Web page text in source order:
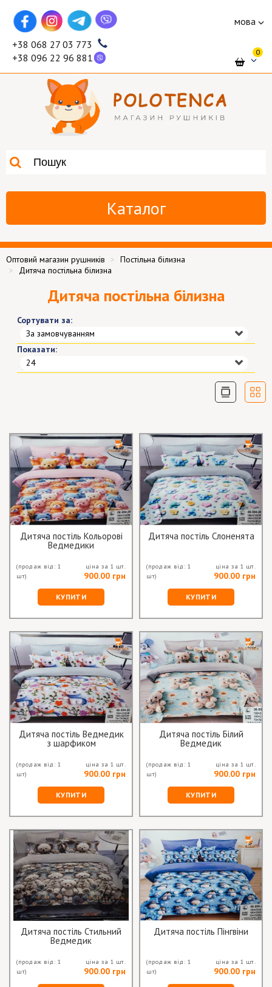
мова
+38 068 27 03 773
+38 096 22 96 881
0
Каталог
Оптовий магазин рушників
Постільна білизна
Дитяча постільна білизна
Дитяча постільна білизна
Сортувати за:
За замовчуванням
Показати:
24
Дитяча постіль Кольорові
Ведмедики
(продаж від: 1
шт)
ціна за 1 шт.
900.00 грн
КУПИТИ
Дитяча постіль Слоненята
(продаж від: 1
шт)
ціна за 1 шт.
900.00 грн
КУПИТИ
Дитяча постіль Ведмедик
з шарфиком
(продаж від: 1
шт)
ціна за 1 шт.
900.00 грн
КУПИТИ
Дитяча постіль Білий
Ведмедик
(продаж від: 1
шт)
ціна за 1 шт.
900.00 грн
КУПИТИ
Дитяча постіль Стильний
Ведмедик
(продаж від: 1
шт)
ціна за 1 шт.
900.00 грн
Дитяча постіль Пінгвіни
(продаж від: 1
шт)
ціна за 1 шт.
900.00 грн